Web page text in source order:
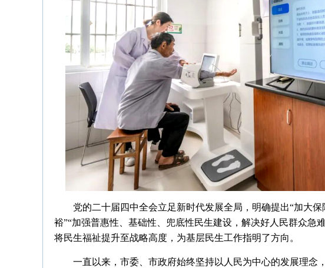
党的二十届四中全会立足新时代发展全局，明确提出“加大
裕”“加强普惠性、基础性、兜底性民生建设，解决好人民群众急
将民生福祉提升至战略高度，为基层民生工作指明了方向。
一直以来，市委、市政府始终坚持以人民为中心的发展理念